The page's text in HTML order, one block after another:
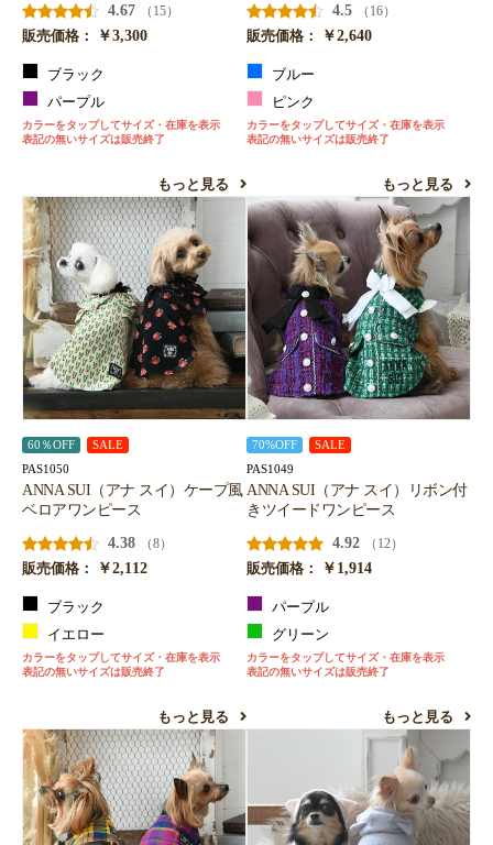
4.67
（15）
販売価格：
￥3,300
ブラック
パープル
カラーをタップしてサイズ・在庫を表示
表記の無いサイズは販売終了
もっと見る
4.5
（16）
販売価格：
￥2,640
ブルー
ピンク
カラーをタップしてサイズ・在庫を表示
表記の無いサイズは販売終了
もっと見る
60％OFF SALE
PAS1050
ANNA SUI（アナ スイ）ケープ風
ベロアワンピース
4.38
（8）
販売価格：
￥2,112
ブラック
イエロー
カラーをタップしてサイズ・在庫を表示
表記の無いサイズは販売終了
もっと見る
70%OFF SALE
PAS1049
ANNA SUI（アナ スイ）リボン付
きツイードワンピース
4.92
（12）
販売価格：
￥1,914
パープル
グリーン
カラーをタップしてサイズ・在庫を表示
表記の無いサイズは販売終了
もっと見る